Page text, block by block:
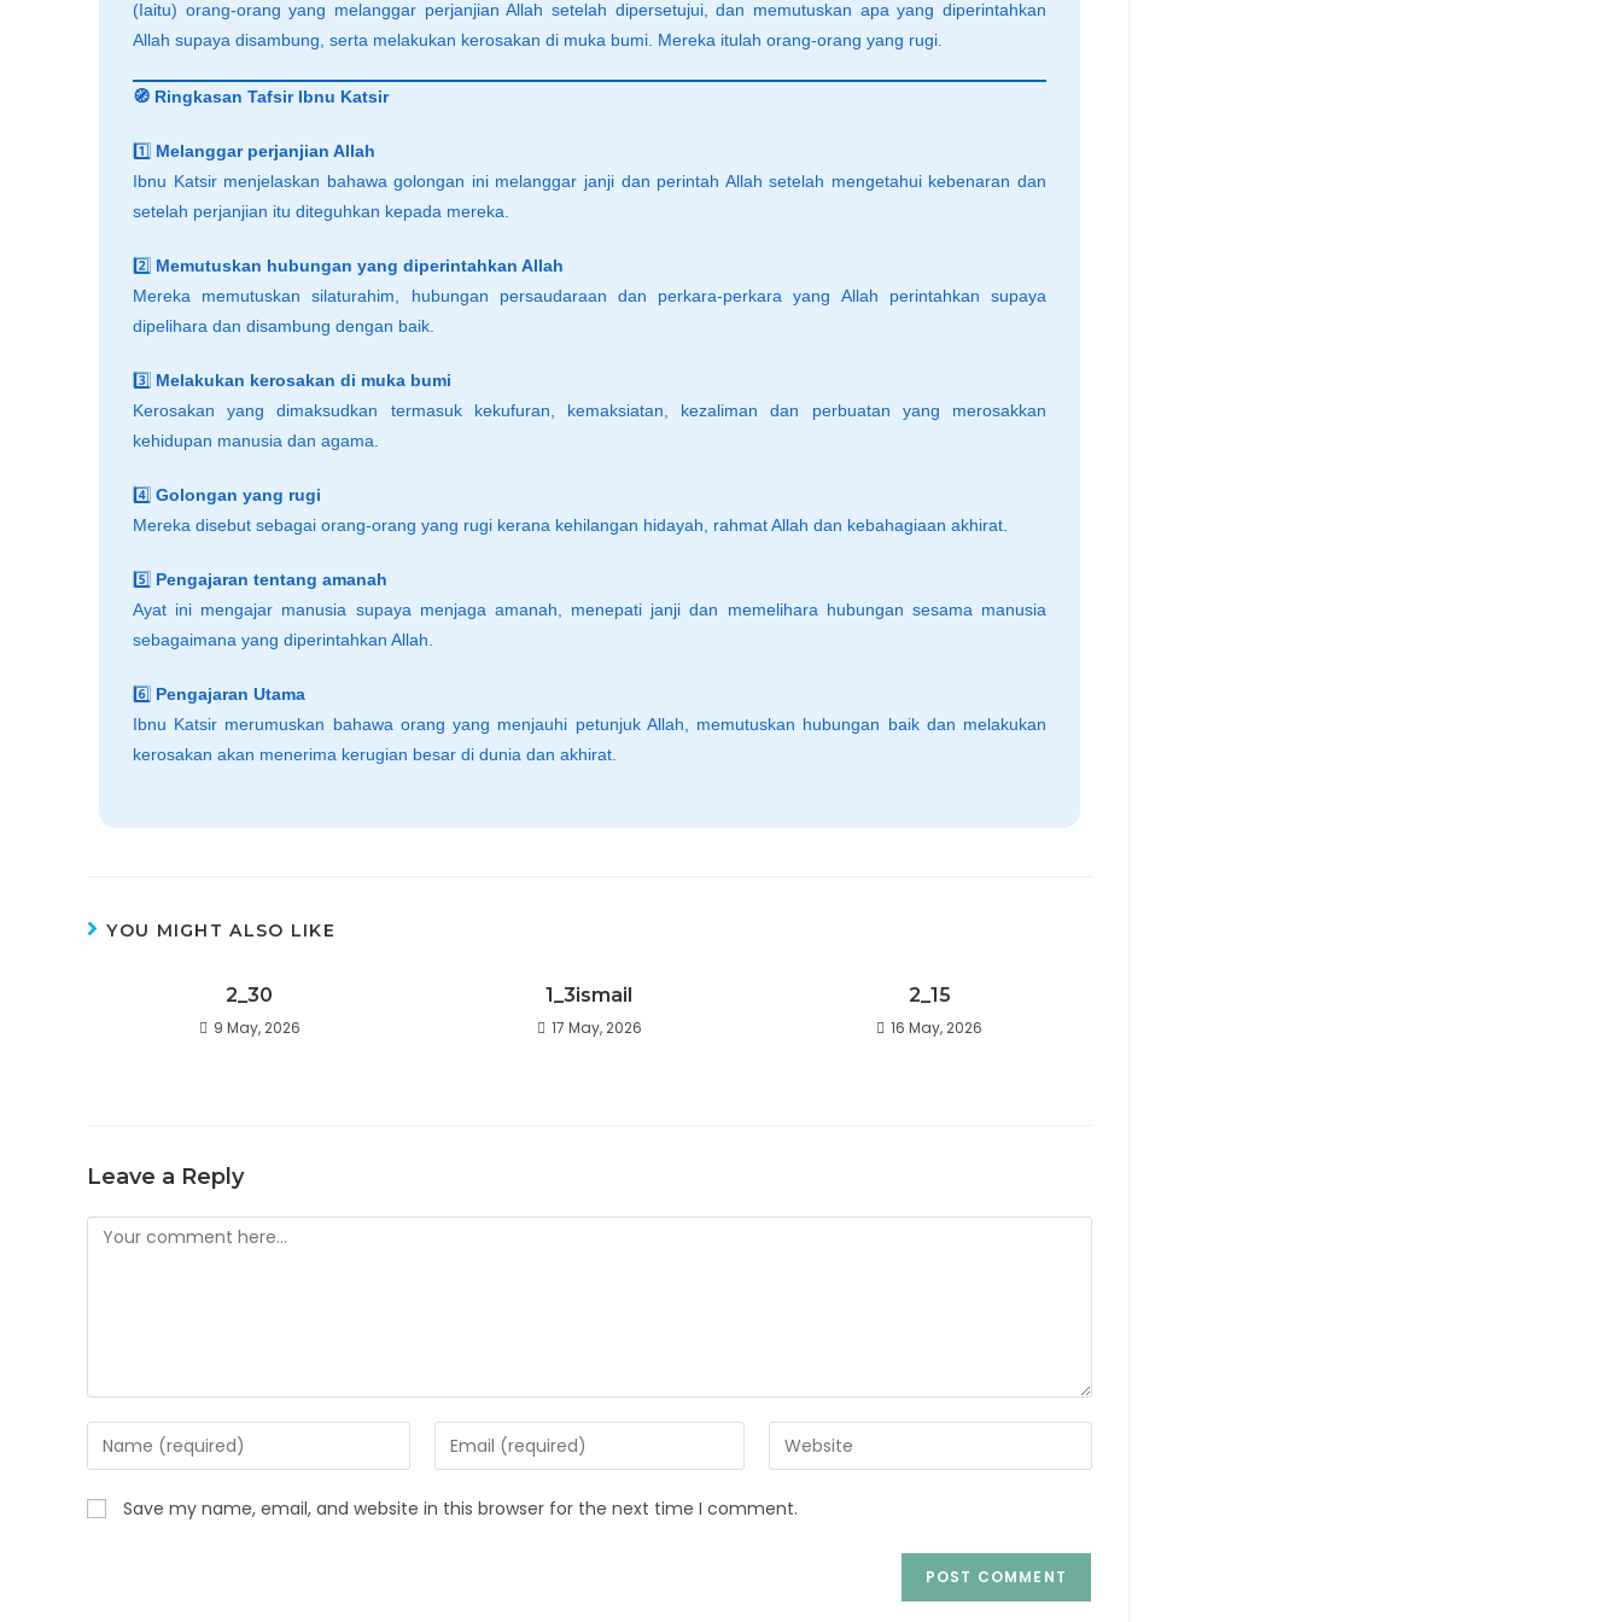
(Iaitu) orang-orang yang melanggar perjanjian Allah setelah dipersetujui, dan memutuskan apa yang diperintahkan
Allah supaya disambung, serta melakukan kerosakan di muka bumi. Mereka itulah orang-orang yang rugi.
🧭 Ringkasan Tafsir Ibnu Katsir
1️⃣ Melanggar perjanjian Allah
Ibnu Katsir menjelaskan bahawa golongan ini melanggar janji dan perintah Allah setelah mengetahui kebenaran dan
setelah perjanjian itu diteguhkan kepada mereka.
2️⃣ Memutuskan hubungan yang diperintahkan Allah
Mereka memutuskan silaturahim, hubungan persaudaraan dan perkara-perkara yang Allah perintahkan supaya
dipelihara dan disambung dengan baik.
3️⃣ Melakukan kerosakan di muka bumi
Kerosakan yang dimaksudkan termasuk kekufuran, kemaksiatan, kezaliman dan perbuatan yang merosakkan
kehidupan manusia dan agama.
4️⃣ Golongan yang rugi
Mereka disebut sebagai orang-orang yang rugi kerana kehilangan hidayah, rahmat Allah dan kebahagiaan akhirat.
5️⃣ Pengajaran tentang amanah
Ayat ini mengajar manusia supaya menjaga amanah, menepati janji dan memelihara hubungan sesama manusia
sebagaimana yang diperintahkan Allah.
6️⃣ Pengajaran Utama
Ibnu Katsir merumuskan bahawa orang yang menjauhi petunjuk Allah, memutuskan hubungan baik dan melakukan
kerosakan akan menerima kerugian besar di dunia dan akhirat.
YOU MIGHT ALSO LIKE
2_30
9 May, 2026
1_3ismail
17 May, 2026
2_15
16 May, 2026
Leave a Reply
Save my name, email, and website in this browser for the next time I comment.